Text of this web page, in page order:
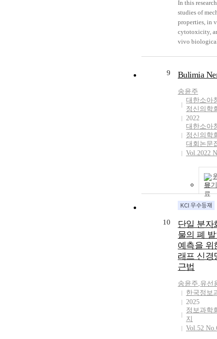
and
attention to
characteristics
Image of
on the work to
essence of
humanity
manifest in
hexagram.
examined the
principles
which the
harmonized
reason, image
number
'Hetu・
圖・洛書) and
number' and
and reason.' It
investigated
concept of
which is a
Book of
that of 'idea-
which is an
object
the relation
'image' and
Furthermore,
In this
studies of
properties, in
cytotoxicity,
vivo
contained
novel
agents
disulfide were
investigated to
evaluate the
possibility of
application.
tensile test
every
rubber
improved
properties
to the
every
rubber sample
non-cytotoxic
compared to
control sample
sulfur as the
vulcanizing
The cell
activity were
comparable
of the control
9 Bulimia
송윤주
대한소아
정신의학
2022
대한소아
정신의학
대회논문
Vol.2022
보기
10
단일 분자
물의 폐
예측을 위
래프 신경
근법
송윤주,유선
한국정보
2025
정보과학
지
Vol.52